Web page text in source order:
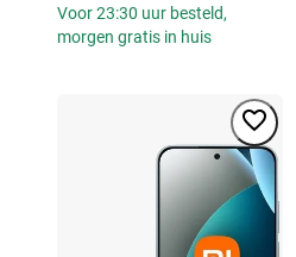
Voor 23:30 uur besteld,
morgen gratis in huis